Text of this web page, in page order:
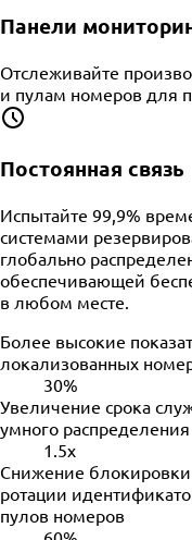
Панели
Отслеживайте
и пулам номеров для
Постоянная связь
Испытайте 99,9%
системами
глобально
обеспечивающей
в любом месте.
Более высокие
локализованных
30%
Увеличение срока
умного
1.5x
Снижение
ротации
пулов номеров